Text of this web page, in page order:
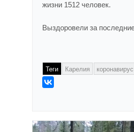
жизни 1512 человек.
Выздоровели за
Теги Карелия коронавирус